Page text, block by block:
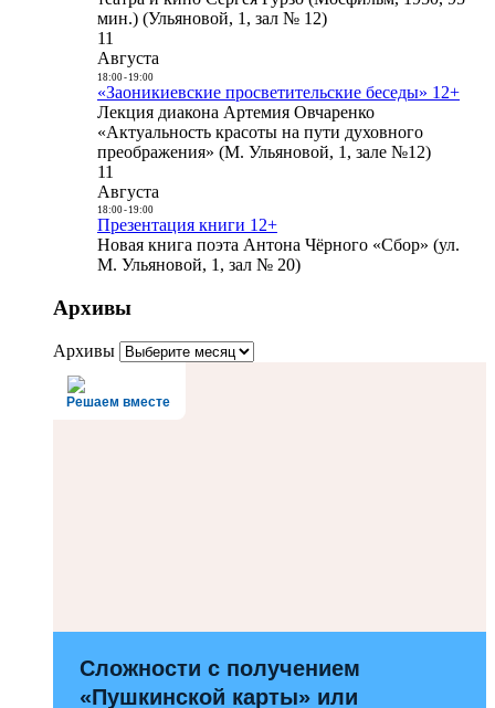
мин.) (Ульяновой, 1, зал № 12)
11
Августа
18:00- 19:00
«Заоникиевские просветительские беседы» 12+
Лекция диакона Артемия Овчаренко
«Актуальность красоты на пути духовного
преображения» (М. Ульяновой, 1, зале №12)
11
Августа
18:00- 19:00
Презентация книги 12+
Новая книга поэта Антона Чёрного «Сбор» (ул.
М. Ульяновой, 1, зал № 20)
Архивы
Архивы
Решаем вместе
Сложности с получением
«Пушкинской карты» или